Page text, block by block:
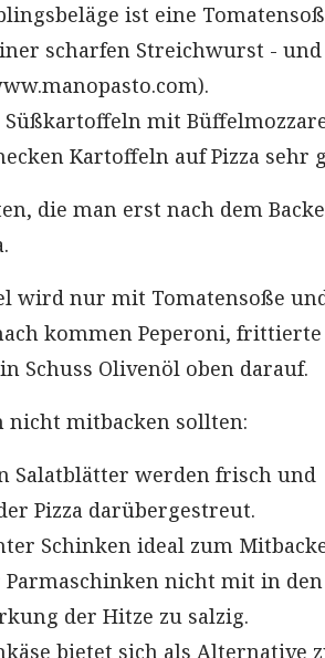
ist eine
scharfen Streichwurst - und
mit
Kartoffeln auf Pizza sehr
die man erst nach dem
wird nur mit Tomatensoße
kommen Peperoni, frittierte
Schuss Olivenöl oben darauf.
nicht mitbacken sollten:
Salatblätter werden frisch und
Pizza darübergestreut.
Schinken ideal zum
nicht mit in den
der Hitze zu salzig.
bietet sich als Alternative